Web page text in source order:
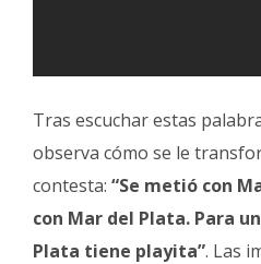
Tras escuchar estas
observa cómo se le
contesta: “Se metió con
con Mar del Plata. Para
Plata tiene playita”. Las